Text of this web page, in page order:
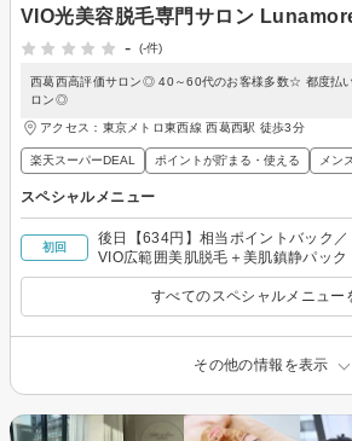
VIO光美容脱毛専門サロン
-
(-件)
西葛西高評価サロン◎ 40～60代のお客様多数☆ 都度払
ロン◎
アクセス：東京メトロ東西線 西葛西駅 徒歩3分
楽天スーパーDEAL ポイントが貯まる・使える メン
スペシャルメニュー
初回
後日【634円】相当ポイントバック／
VIO広範囲美肌脱毛＋美肌鎮静パック
￥12,100
すべてのスペシャルメニュー
その他の情報を表示